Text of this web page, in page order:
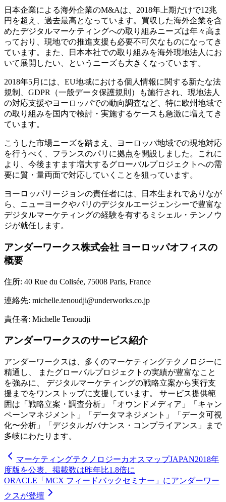
日本企業による海外企業のM&Aは、2018年上期だけで12兆
円を超え、過去最高となっています。買収した海外企業を含
めたデジタルマーケティングへの取り組みニーズは年々高ま
っており、現地での推進支援も必要不可欠なものになってき
ています。また、日本本社での取り組みを海外現地法人にお
いて展開したい、というニーズも大きくなっています。
2018年5月には、EU地域における個人情報に関する新たな法
規制、GDPR（一般データ保護規則）も施行され、現地法人
の対応支援やヨーロッパでの動向調査など、特に欧州地域で
の取り組みを国内で検討・実施するケースも急激に増えてき
ています。
こうした市場ニーズを踏まえ、ヨーロッパ地域での現地対応
を行うべく、フランスのパリに拠点を開設しました。これに
より、今後ますます増大するグローバルプロジェクトへの需
要に質・量両面で対応していくことを狙っています。
ヨーロッパリージョンの責任者には、日本生まれでありなが
ら、ニューヨークやパリのデジタルエージェンシーで豊富な
デジタルマーケティングの経験を有するミシェル・テンノウ
ジが就任します。
アンダーワークス株式会社 ヨーロッパオフィスの
概要
住所: 40 Rue du Colisée, 75008 Paris, France
連絡先: michelle.tenoudji@underworks.co.jp
責任者: Michelle Tenoudji
アンダーワークスのサービス紹介
アンダーワークスは、多くのマーケティングテクノロジーに
精通し、 またグローバルプロジェクトの実績が豊富なこと
を強みに、 デジタルマーケティングの戦略立案から実行支
援までをワンストップに支援しています。 サービス提供範
囲は「戦略立案・調査分析」「オウンドメディア」「キャン
ペーンマネジメント」「データマネジメント」「データ可視
化〜分析」「デジタルガバナンス・コンプライアンス」まで
多岐にわたります。
マーケティングテクノロジーカオスマップJAPAN2018年
度版を公表、掲載数は昨年比1.8倍に
ORACLE「MCX フィードバックセミナー」にアンダーワー
クスが登壇